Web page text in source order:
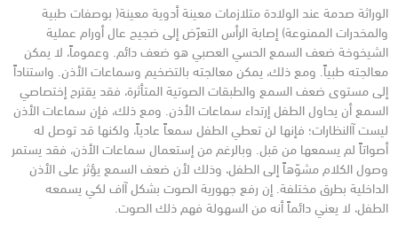
الوراثة صدمة عند الولادةمتلازمات معينةأدوية معينة( بوصفات طبية
والمخدرات الممنوعة) إصابة الرأس التعرّض إلى ضجيج عال أورام عملية
الشيخوخة ضعف السمع الحسي العصبي هو ضعف دائم. وعموماً، لا يمكن
معالجته طبياً. ومع ذلك، يمكن معالجته بالتضخيم وسماعات الأذن. واستناداً
إلى مستوى ضعف السمع والطبقات الصوتية المتأثرة، فقد يقترح إختصاصي
السمع أن يحاول الطفل إرتداء سماعات الأذن. ومع ذلك، فإن سماعات الأذن
ليست آالنظارات؛ فإنها لن تعطي الطفل سمعاً عادياً، ولكنها قد توصل له
أصواتاً لم يسمعها من قبل. وبالرغم من إستعمال سماعات الأذن، فقد يستمر
وصول الكلام مشوّهاً إلى الطفل، وذلك لأن ضعف السمع يؤثر على الأذن
الداخلية بطرق مختلفة. إن رفع جهورية الصوت بشكل آاف لكي يسمعه
الطفل، لا يعني دائماً أنه من السهولة فهم ذلك الصوت.